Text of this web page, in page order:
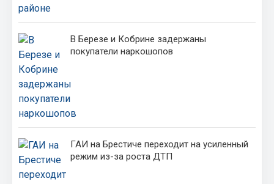
В Березе и Кобрине задержаны
покупатели наркошопов
ГАИ на Брестиче переходит на усиленный
режим из-за роста ДТП